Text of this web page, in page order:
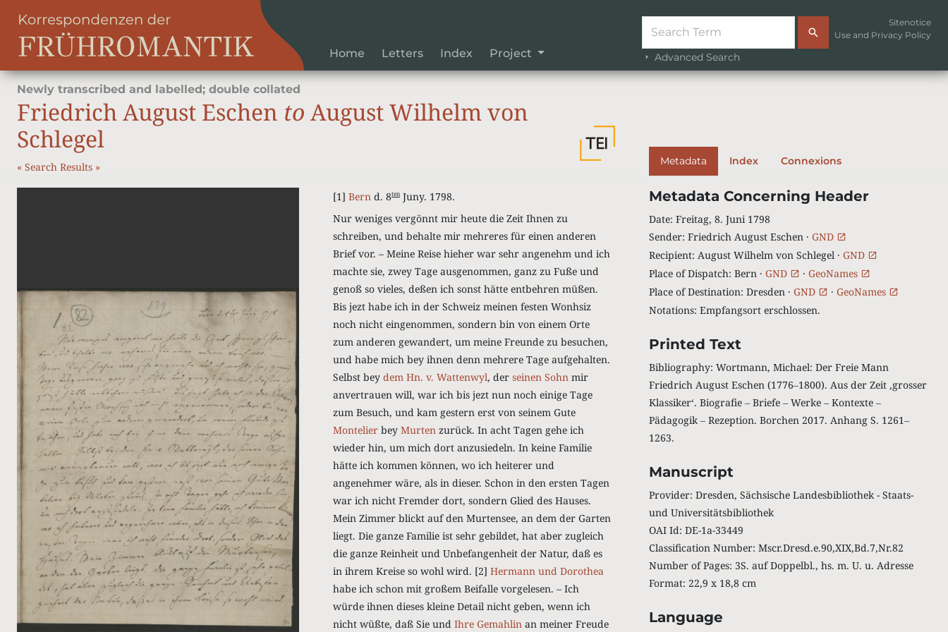
Home Letters Index Project Advanced Search
Sitenotice
Use and Privacy Policy
Newly transcribed and labelled; double collated
Friedrich August Eschen to August Wilhelm von
Schlegel
« Search Results » Metadata Index Connexions
[1] Bernd. 8tenJuny. 1798.
Nur weniges vergönnt mir heute die Zeit Ihnen zu
schreiben, und behalte mir mehreres für einen anderen
Brief vor. – Meine Reise hieher war sehr angenehm und ich
machte sie, zwey Tage ausgenommen, ganz zu Fuße und
genoß so vieles, deßen ich sonst hätte entbehren müßen.
Bis jezt habe ich in der Schweiz meinen festen Wonhsiz
noch nicht eingenommen, sondern bin von einem Orte
zum anderen gewandert, um meine Freunde zu besuchen,
und habe mich bey ihnen denn mehrere Tage aufgehalten.
Selbst bey dem Hn. v. Wattenwyl, der seinen Sohnmir
anvertrauen will, war ich bis jezt nun noch einige Tage
zum Besuch, und kam gestern erst von seinem Gute
Montelierbey Murtenzurück. In acht Tagen gehe ich
wieder hin, um mich dort anzusiedeln. In keine Familie
hätte ich kommen können, wo ich heiterer und
angenehmer wäre, als in dieser. Schon in den ersten Tagen
war ich nicht Fremder dort, sondern Glied des Hauses.
Mein Zimmer blickt auf den Murtensee, an dem der Garten
liegt. Die ganze Familie ist sehr gebildet, hat aber zugleich
die ganze Reinheit und Unbefangenheit der Natur, daß es
in ihrem Kreise so wohl wird. [2] Hermann und Dorothea
habe ich schon mit großem Beifalle vorgelesen. – Ich
würde ihnen dieses kleine Detail nicht geben, wenn ich
nicht wüßte, daß Sie und Ihre Gemahlinan meiner Freude
Metadata Concerning Header
Date: Freitag, 8. Juni 1798
Sender: Friedrich August Eschen · GND
Recipient: August Wilhelm von Schlegel · GND
Place of Dispatch: Bern · GND · GeoNames
Place of Destination: Dresden · GND · GeoNames
Notations: Empfangsort erschlossen.
Printed Text
Bibliography: Wortmann, Michael: Der Freie Mann
Friedrich August Eschen (1776‒1800). Aus der Zeit ,grosser
Klassiker‘. Biografie ‒ Briefe ‒ Werke ‒ Kontexte ‒
Pädagogik ‒ Rezeption. Borchen 2017. Anhang S. 1261‒
1263.
Manuscript
Provider: Dresden, Sächsische Landesbibliothek - Staats-
und Universitätsbibliothek
OAI Id: DE-1a-33449
Classification Number: Mscr.Dresd.e.90,XIX,Bd.7,Nr.82
Number of Pages: 3S. auf Doppelbl., hs. m. U. u. Adresse
Format: 22,9 x 18,8 cm
Language